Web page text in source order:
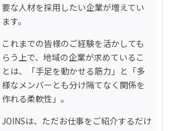
要な人材を採用したい企業が増えてい
ます。
これまでの皆様のご経験を活かしても
らう上で、地域の企業が求めているこ
とは、「手足を動かせる筋力」と「多
様なメンバーとも分け隔てなく関係を
作れる柔軟性」。
JOINSは、ただお仕事をご紹介するだけ